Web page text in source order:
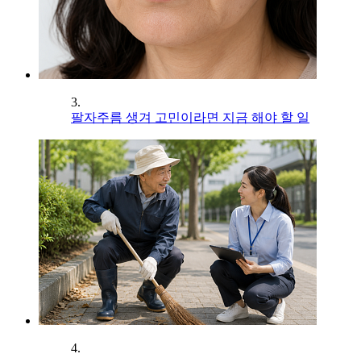
3.
팔자주름 생겨 고민이라면 지금 해야 할 일
4.